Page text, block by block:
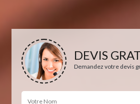
DEVIS
Demandez votre devis